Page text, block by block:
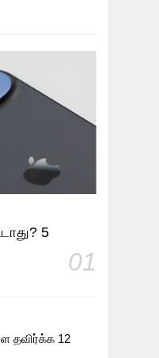
5
01
தவிர்க்க 12